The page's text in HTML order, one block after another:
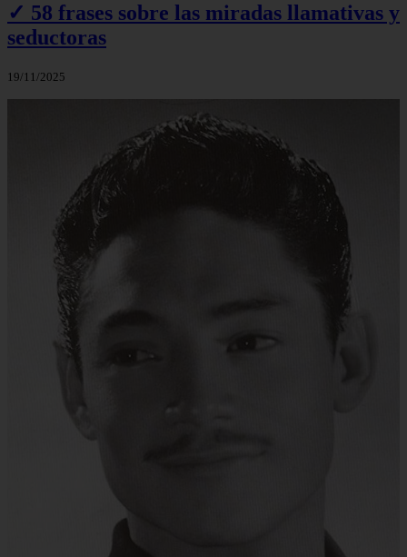
✓ 58 frases sobre las miradas llamativas y
seductoras
19/11/2025